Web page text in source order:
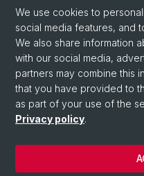
© University of Basel
Faculty of Humanities and
We use cookies to
social media features, and
We also share information
with our social media,
partners may combine this
that you have provided to
as part of your use of the
Privacy policy.